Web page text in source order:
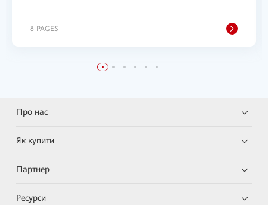
8 PAGES
Про нас
Як купити
Партнер
Ресурси